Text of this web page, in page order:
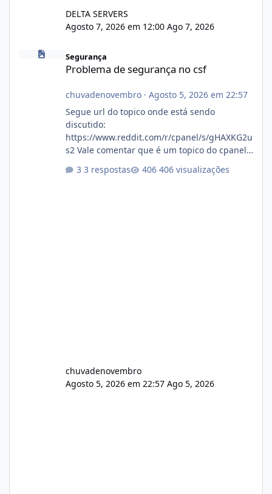
DELTA SERVERS
Agosto 7, 2026 em 12:00 Ago 7, 2026
Problema de segurança no csf
Segurança
Problema de segurança no csf
chuvadenovembro· Agosto 5, 2026 em 22:57
Segue url do topico onde está sendo
discutido:
https://www.reddit.com/r/cpanel/s/gHAXKG2u
s2 Vale comentar que é um topico do cpanel...
3 respostas 406 visualizações
chuvadenovembro
Agosto 5, 2026 em 22:57 Ago 5, 2026